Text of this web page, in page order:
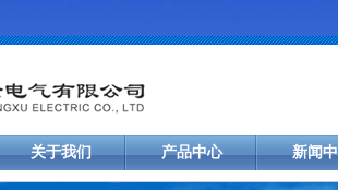
关于我们 产品中心 新闻